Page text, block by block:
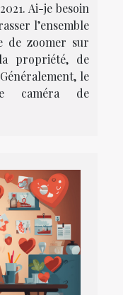
Ai-je besoin
l’ensemble
de zoomer sur
propriété, de
le
caméra de